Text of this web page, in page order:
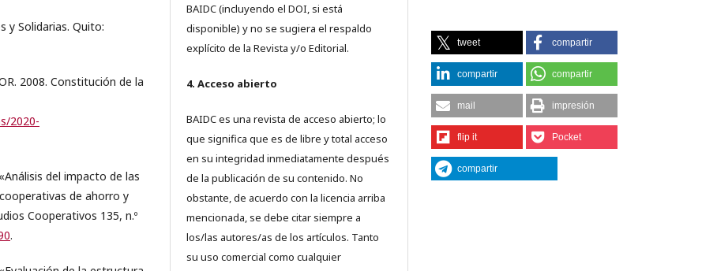
y Solidarias. Quito:
2008. Constitución de la
2020-
del impacto de las
de ahorro y
Cooperativos 135, n.º
.
BAIDC (incluyendo el DOI, si está
disponible) y no se sugiera el respaldo
explícito de la Revista y/o Editorial.
4. Acceso abierto
BAIDC es una revista de acceso abierto; lo
que significa que es de libre y total acceso
en su integridad inmediatamente después
de la publicación de su contenido. No
obstante, de acuerdo con la licencia arriba
mencionada, se debe citar siempre a
los/las autores/as de los artículos. Tanto
su uso comercial como cualquier
tweet compartir
compartir compartir
mail impresión
flip it Pocket
compartir